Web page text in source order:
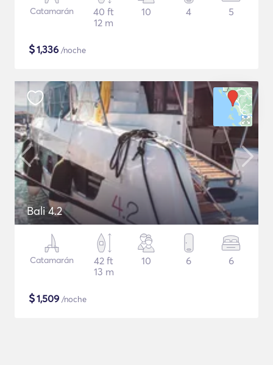
Catamarán
40 ft
12 m
10 4 5
$1,336 /noche
Bali 4.2
Catamarán
42 ft
13 m
10 6 6
$1,509 /noche